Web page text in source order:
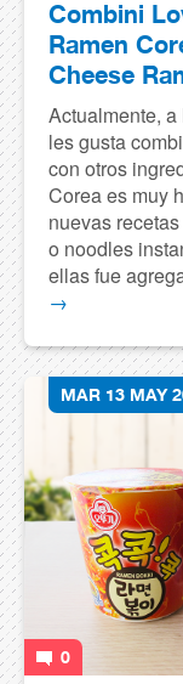
Combini
Ramen
Cheese
Actualmente,
les gusta
con otros
Corea es muy
nuevas
o noodles
ellas fue
→
MAR 13 MAY
0